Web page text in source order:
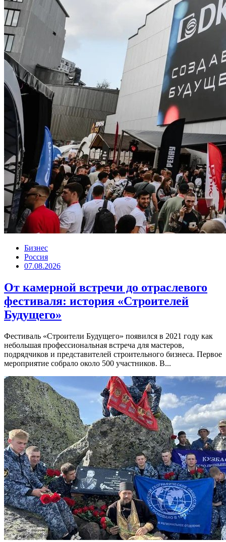
Бизнес
Россия
07.08.2026
От камерной встречи до отраслевого
фестиваля: история «Строителей
Будущего»
Фестиваль «Строители Будущего» появился в 2021 году как
небольшая профессиональная встреча для мастеров,
подрядчиков и представителей строительного бизнеса. Первое
мероприятие собрало около 500 участников. В...